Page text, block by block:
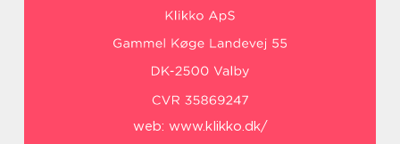
web: www.klikko.dk/